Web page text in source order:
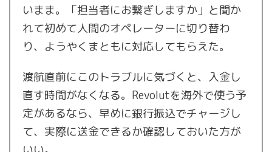
いまま。「担当者にお繋ぎしますか」と聞か
れて初めて人間のオペレーターに切り替わ
り、ようやくまともに対応してもらえた。
渡航直前にこのトラブルに気づくと、入金し
直す時間がなくなる。Revolutを海外で使う予
定があるなら、早めに銀行振込でチャージし
て、実際に送金できるか確認しておいた方が